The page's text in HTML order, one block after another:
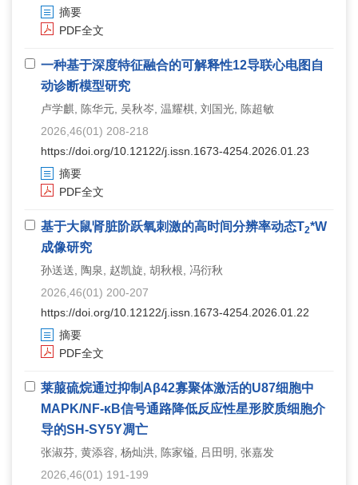
摘要
PDF全文
一种基于深度特征融合的可解释性12导联心电图自
动诊断模型研究
卢学麒, 陈华元, 吴秋岑, 温耀棋, 刘国光, 陈超敏
2026,46(01) 208-218
https://doi.org/10.12122/j.issn.1673-4254.2026.01.23
摘要
PDF全文
基于大鼠肾脏阶跃氧刺激的高时间分辨率动态T2*W
成像研究
孙送送, 陶泉, 赵凯旋, 胡秋根, 冯衍秋
2026,46(01) 200-207
https://doi.org/10.12122/j.issn.1673-4254.2026.01.22
摘要
PDF全文
莱菔硫烷通过抑制Aβ42寡聚体激活的U87细胞中
MAPK/NF-κB信号通路降低反应性星形胶质细胞介
导的SH-SY5Y凋亡
张淑芬, 黄添容, 杨灿洪, 陈家镒, 吕田明, 张嘉发
2026,46(01) 191-199